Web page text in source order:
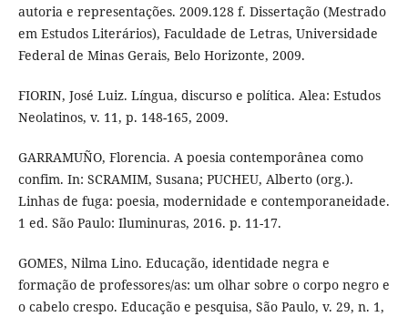
autoria e representações. 2009.128 f. Dissertação (Mestrado
em Estudos Literários), Faculdade de Letras, Universidade
Federal de Minas Gerais, Belo Horizonte, 2009.
FIORIN, José Luiz. Língua, discurso e política. Alea: Estudos
Neolatinos, v. 11, p. 148-165, 2009.
GARRAMUÑO, Florencia. A poesia contemporânea como
confim. In: SCRAMIM, Susana; PUCHEU, Alberto (org.).
Linhas de fuga: poesia, modernidade e contemporaneidade.
1 ed. São Paulo: Iluminuras, 2016. p. 11-17.
GOMES, Nilma Lino. Educação, identidade negra e
formação de professores/as: um olhar sobre o corpo negro e
o cabelo crespo. Educação e pesquisa, São Paulo, v. 29, n. 1,